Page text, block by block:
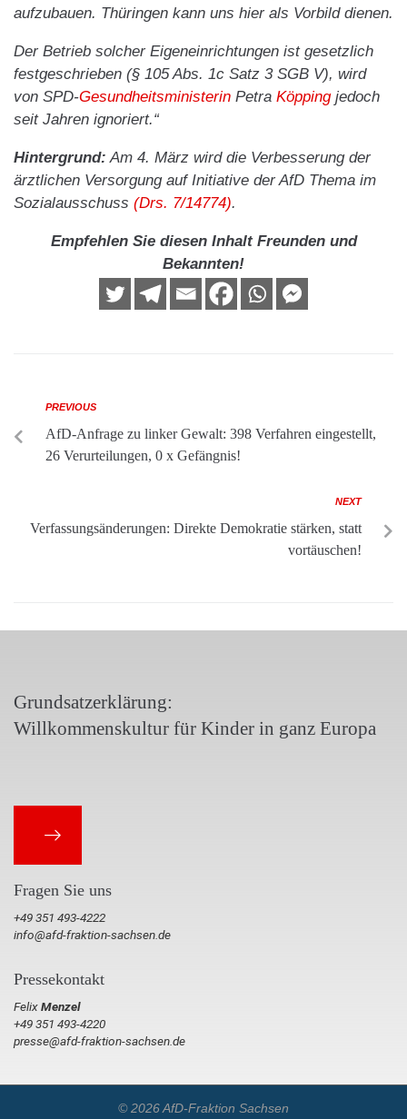
aufzubauen. Thüringen kann uns hier als Vorbild dienen.
Der Betrieb solcher Eigeneinrichtungen ist gesetzlich
festgeschrieben (§ 105 Abs. 1c Satz 3 SGB V), wird
von SPD-Gesundheitsministerin Petra Köppingjedoch
seit Jahren ignoriert.“
Hintergrund: Am 4. März wird die Verbesserung der
ärztlichen Versorgung auf Initiative der AfD Thema im
Sozialausschuss (Drs. 7/14774).
Empfehlen Sie diesen Inhalt Freunden und
Bekannten!
PREVIOUS
AfD-Anfrage zu linker Gewalt: 398 Verfahren eingestellt,
26 Verurteilungen, 0 x Gefängnis!
NEXT
Verfassungsänderungen: Direkte Demokratie stärken, statt
vortäuschen!
Grundsatzerklärung:
Willkommenskultur für Kinder in ganz Europa
Fragen Sie uns
+49 351 493-4222
info@afd-fraktion-sachsen.de
Pressekontakt
FelixMenzel
+49 351 493-4220
presse@afd-fraktion-sachsen.de
© 2026 AfD-Fraktion Sachsen